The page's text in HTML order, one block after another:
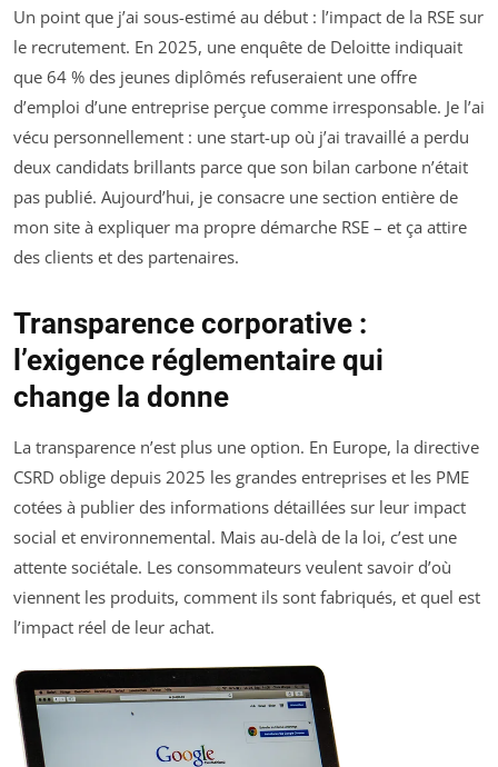
Un point que j’ai sous-estimé au début : l’impact de la RSE sur
le recrutement. En 2025, une enquête de Deloitte indiquait
que 64 % des jeunes diplômés refuseraient une offre
d’emploi d’une entreprise perçue comme irresponsable. Je l’ai
vécu personnellement : une start-up où j’ai travaillé a perdu
deux candidats brillants parce que son bilan carbone n’était
pas publié. Aujourd’hui, je consacre une section entière de
mon site à expliquer ma propre démarche RSE – et ça attire
des clients et des partenaires.
Transparence corporative :
l’exigence réglementaire qui
change la donne
La transparence n’est plus une option. En Europe, la directive
CSRD oblige depuis 2025 les grandes entreprises et les PME
cotées à publier des informations détaillées sur leur impact
social et environnemental. Mais au-delà de la loi, c’est une
attente sociétale. Les consommateurs veulent savoir d’où
viennent les produits, comment ils sont fabriqués, et quel est
l’impact réel de leur achat.